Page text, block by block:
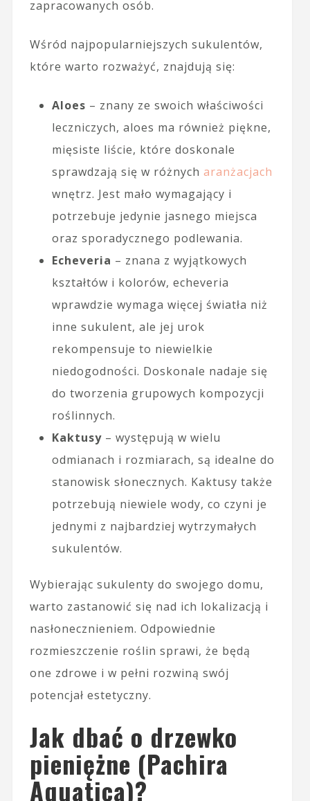
zapracowanych osób.
Wśród najpopularniejszych sukulentów,
które warto rozważyć, znajdują się:
Aloes – znany ze swoich właściwości
leczniczych, aloes ma również piękne,
mięsiste liście, które doskonale
sprawdzają się w różnych aranżacjach
wnętrz. Jest mało wymagający i
potrzebuje jedynie jasnego miejsca
oraz sporadycznego podlewania.
Echeveria – znana z wyjątkowych
kształtów i kolorów, echeveria
wprawdzie wymaga więcej światła niż
inne sukulent, ale jej urok
rekompensuje to niewielkie
niedogodności. Doskonale nadaje się
do tworzenia grupowych kompozycji
roślinnych.
Kaktusy– występują w wielu
odmianach i rozmiarach, są idealne do
stanowisk słonecznych. Kaktusy także
potrzebują niewiele wody, co czyni je
jednymi z najbardziej wytrzymałych
sukulentów.
Wybierając sukulenty do swojego domu,
warto zastanowić się nad ich lokalizacją i
nasłonecznieniem. Odpowiednie
rozmieszczenie roślin sprawi, że będą
one zdrowe i w pełni rozwiną swój
potencjał estetyczny.
Jak dbać o drzewko
pieniężne (Pachira
Aquatica)?